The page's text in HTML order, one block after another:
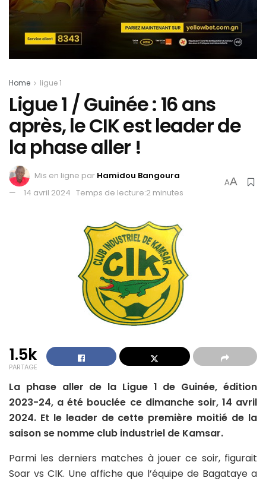
Home ligue 1
Ligue 1 / Guinée : 16 ans
après, le CIK est leader de
la phase aller !
Mis en ligne par Hamidou Bangoura
14 avril 2024 Temps de lecture:2 minutes
AA
1.5k
PARTAGE
La phase aller de la Ligue 1 de Guinée, édition
2023-24, a été bouclée ce dimanche soir, 14 avril
2024. Et le leader de cette première moitié de la
saison se nomme club industriel de Kamsar.
Parmi les derniers matches à jouer ce soir, figurait
Soar vs CIK. Une affiche que l’équipe de Bagataye a